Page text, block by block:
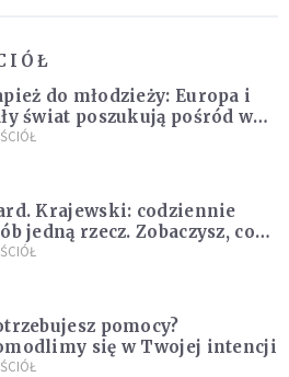
do młodzieży: Europa i
świat poszukują pośród was
świętych
Krajewski: codziennie
jedną rzecz. Zobaczysz, co
się z twoim życiem
pomocy?
się w Twojej intencji